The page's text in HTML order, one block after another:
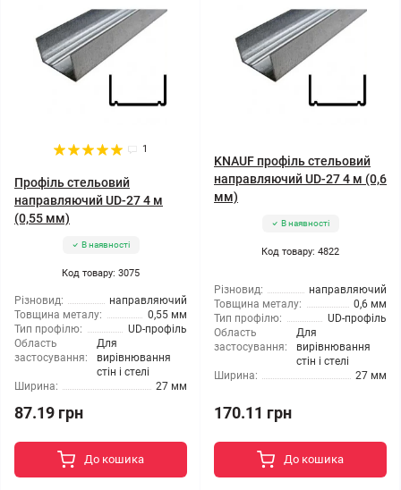
1
Профіль стельовий
направляючий UD-27 4 м
(0,55 мм)
В наявності
Код товару: 3075
Різновид:
направляючий
Товщина металу:
0,55 мм
Тип профілю:
UD-профіль
Область
застосування:
Для
вирівнювання
стін і стелі
Ширина:
27 мм
87.19 грн
До кошика
KNAUF профіль стельовий
направляючий UD-27 4 м (0,6
мм)
В наявності
Код товару: 4822
Різновид:
направляючий
Товщина металу:
0,6 мм
Тип профілю:
UD-профіль
Область
застосування:
Для
вирівнювання
стін і стелі
Ширина:
27 мм
170.11 грн
До кошика